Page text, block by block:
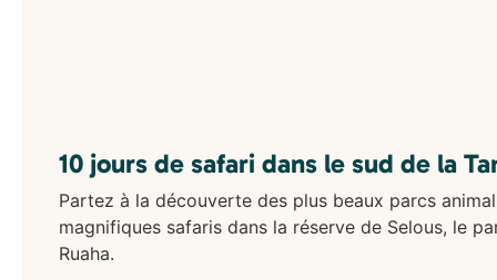
10 jours de safari dans le sud de la
Partez à la découverte des plus beaux parcs
magnifiques safaris dans la réserve de Selous, le
Ruaha.